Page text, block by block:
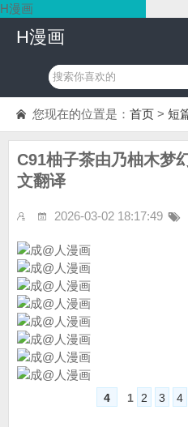
H漫画
H漫画
您现在的位置是： 首页 > 短
C91柚子茶由乃柚木梦
文翻译
2026-03-02 18:17:49
4 1 2 3 4